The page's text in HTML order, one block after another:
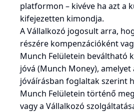
platformon – kivéve ha azt a
kifejezetten kimondja.
A Vállalkozó jogosult arra,
részére kompenzációként
Munch Felületein beváltható
jóvá (Munch Money), amelyet
jóváírásban foglaltak szerint
Munch Felületein történő
vagy a Vállalkozó